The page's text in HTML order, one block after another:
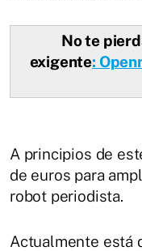
No te
exigente:
A principios de
de euros para
robot periodista.
Actualmente está